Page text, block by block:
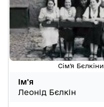
Сім'я
Ім'я
Леонід Бєлкін